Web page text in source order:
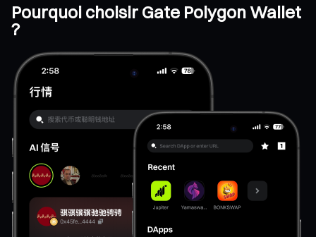
Pourquoi choisir Gate Polygon Wallet
?